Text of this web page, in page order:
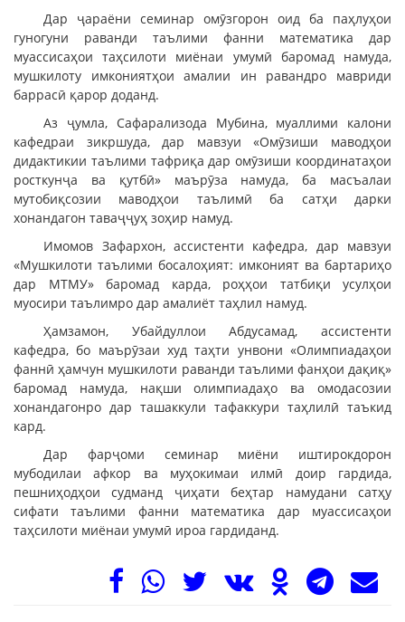
Дар ҷараёни семинар омӯзгорон оид ба паҳлуҳои
гуногуни раванди таълими фанни математика дар
муассисаҳои таҳсилоти миёнаи умумӣ баромад намуда,
мушкилоту имкониятҳои амалии ин равандро мавриди
баррасӣ қарор доданд.
Аз ҷумла, Сафарализода Мубина, муаллими калони
кафедраи зикршуда, дар мавзуи «Омӯзиши маводҳои
дидактикии таълими тафриқа дар омӯзиши координатаҳои
росткунҷа ва қутбӣ» маърӯза намуда, ба масъалаи
мутобиқсозии маводҳои таълимӣ ба сатҳи дарки
хонандагон таваҷҷуҳ зоҳир намуд.
Имомов Зафархон, ассистенти кафедра, дар мавзуи
«Мушкилоти таълими босалоҳият: имконият ва бартариҳо
дар МТМУ» баромад карда, роҳҳои татбиқи усулҳои
муосири таълимро дар амалиёт таҳлил намуд.
Ҳамзамон, Убайдуллои Абдусамад, ассистенти
кафедра, бо маърӯзаи худ таҳти унвони «Олимпиадаҳои
фаннӣ ҳамчун мушкилоти раванди таълими фанҳои дақиқ»
баромад намуда, нақши олимпиадаҳо ва омодасозии
хонандагонро дар ташаккули тафаккури таҳлилӣ таъкид
кард.
Дар фарҷоми семинар миёни иштирокдорон
мубодилаи афкор ва муҳокимаи илмӣ доир гардида,
пешниҳодҳои судманд ҷиҳати беҳтар намудани сатҳу
сифати таълими фанни математика дар муассисаҳои
таҳсилоти миёнаи умумӣ ироа гардиданд.